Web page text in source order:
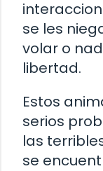
se les
volar o
libertad.
Estos
serios
las
se